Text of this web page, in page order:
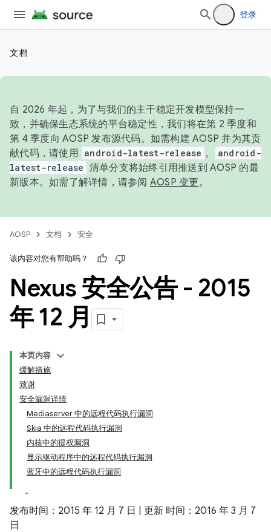
登录
文档
自 2026 年起，为了与我们的主干稳定开发模型保持一
致，并确保生态系统的平台稳定性，我们将在第 2 季度和
第 4 季度向 AOSP 发布源代码。如需构建 AOSP 并为其贡
献代码，请使用 android-latest-release 。
android-
latest-release 清单分支将始终引用推送到 AOSP 的最
新版本。如需了解详情，请参阅 AOSP 变更。
AOSP 文档 安全
该内容对您有帮助吗？
Nexus 安全公告 - 2015
年 12 月
本页内容
缓解措施
致谢
安全漏洞详情
Mediaserver 中的远程代码执行漏洞
Skia 中的远程代码执行漏洞
内核中的提权漏洞
显示驱动程序中的远程代码执行漏洞
蓝牙中的远程代码执行漏洞
发布时间：2015 年 12 月 7 日 | 更新 时间：2016 年 3 月 7
日